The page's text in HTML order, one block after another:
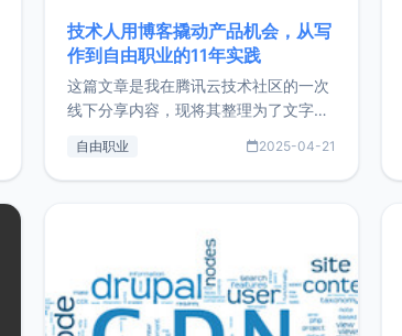
技术人用博客撬动产品机会，从写
作到自由职业的11年实践
这篇文章是我在腾讯云技术社区的一次
线下分享内容，现将其整理为了文字
版，分享了写博客11年来的经历，以及
通过博客过渡到做产品和走向自由职业
的一个小故事。文中还首次公开了我的
前从事服务器运维相关工作，现在已经
转自由职业3年，目前
自由职业 2025-04-21